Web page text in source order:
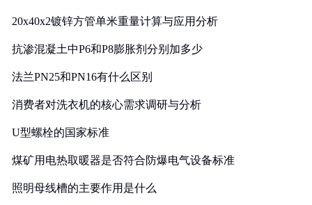
20x40x2镀锌方管单米重量计算与应用分析
抗渗混凝土中P6和P8膨胀剂分别加多少
法兰PN25和PN16有什么区别
消费者对洗衣机的核心需求调研与分析
U型螺栓的国家标准
煤矿用电热取暖器是否符合防爆电气设备标准
照明母线槽的主要作用是什么